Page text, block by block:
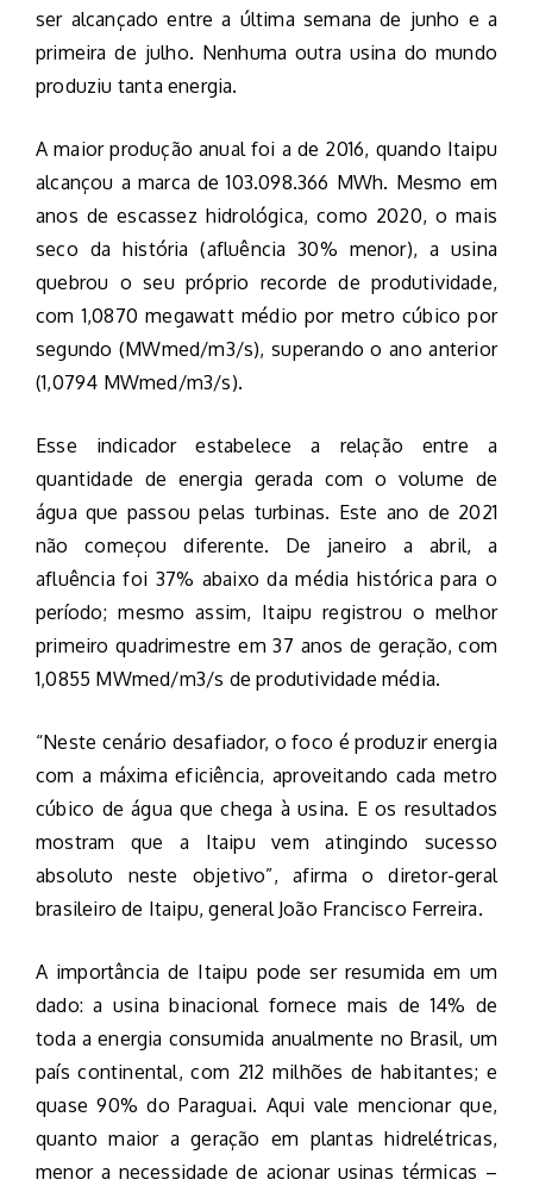
ser alcançado entre a última semana de junho e a
primeira de julho. Nenhuma outra usina do mundo
produziu tanta energia.
A maior produção anual foi a de 2016, quando Itaipu
alcançou a marca de 103.098.366 MWh. Mesmo em
anos de escassez hidrológica, como 2020, o mais
seco da história (afluência 30% menor), a usina
quebrou o seu próprio recorde de produtividade,
com 1,0870 megawatt médio por metro cúbico por
segundo (MWmed/m3/s), superando o ano anterior
(1,0794 MWmed/m3/s).
Esse indicador estabelece a relação entre a
quantidade de energia gerada com o volume de
água que passou pelas turbinas. Este ano de 2021
não começou diferente. De janeiro a abril, a
afluência foi 37% abaixo da média histórica para o
período; mesmo assim, Itaipu registrou o melhor
primeiro quadrimestre em 37 anos de geração, com
1,0855 MWmed/m3/s de produtividade média.
“Neste cenário desafiador, o foco é produzir energia
com a máxima eficiência, aproveitando cada metro
cúbico de água que chega à usina. E os resultados
mostram que a Itaipu vem atingindo sucesso
absoluto neste objetivo”, afirma o diretor-geral
brasileiro de Itaipu, general João Francisco Ferreira.
A importância de Itaipu pode ser resumida em um
dado: a usina binacional fornece mais de 14% de
toda a energia consumida anualmente no Brasil, um
país continental, com 212 milhões de habitantes; e
quase 90% do Paraguai. Aqui vale mencionar que,
quanto maior a geração em plantas hidrelétricas,
menor a necessidade de acionar usinas térmicas –